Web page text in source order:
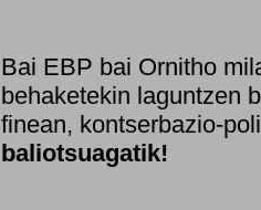
Bai EBP bai Ornitho
behaketekin laguntzen
finean, kontserbazio-
baliotsuagatik!